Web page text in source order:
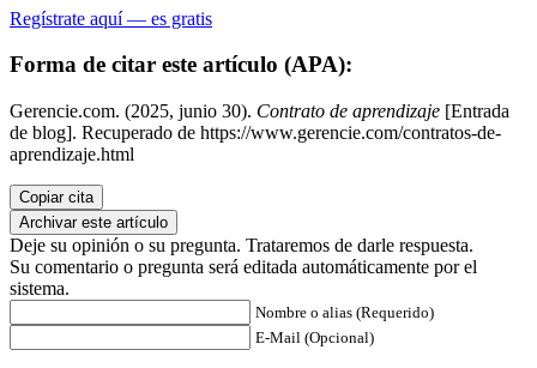
Regístrate aquí — es gratis
Forma de citar este artículo (APA):
Gerencie.com. (2025, junio 30). Contrato de aprendizaje [Entrada
de blog]. Recuperado de https://www.gerencie.com/contratos-de-
aprendizaje.html
Copiar cita
Archivar este artículo
Deje su opinión o su pregunta. Trataremos de darle respuesta.
Su comentario o pregunta será editada automáticamente por el
sistema.
Nombre o alias (Requerido)
E-Mail (Opcional)